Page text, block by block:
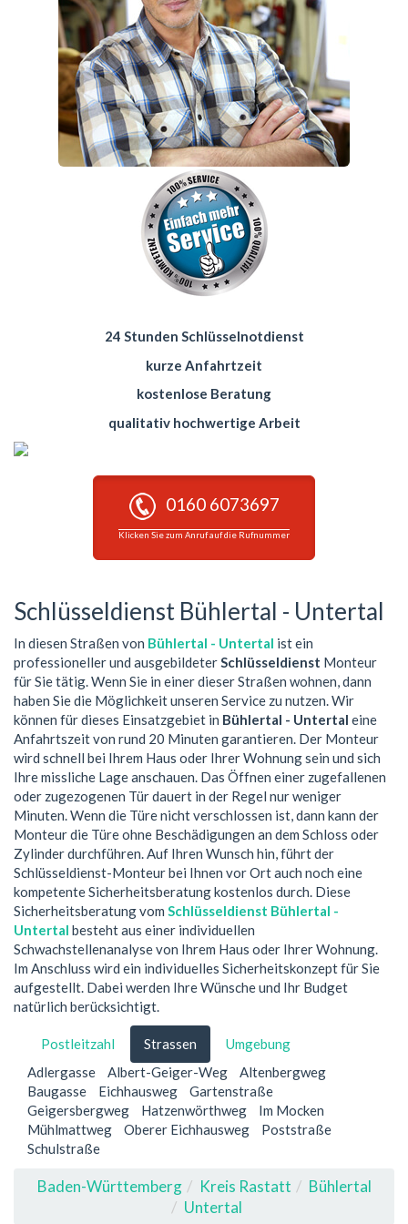
24 Stunden Schlüsselnotdienst
kurze Anfahrtzeit
kostenlose Beratung
qualitativ hochwertige Arbeit
0160 6073697
Klicken Sie zum Anruf auf die Rufnummer
Schlüsseldienst Bühlertal - Untertal
In diesen Straßen von Bühlertal - Untertal ist ein
professioneller und ausgebildeterSchlüsseldienst Monteur
für Sie tätig. Wenn Sie in einer dieser Straßen wohnen, dann
haben Sie die Möglichkeit unseren Service zu nutzen. Wir
können für dieses Einsatzgebiet in Bühlertal - Untertal eine
Anfahrtszeit von rund 20 Minuten garantieren. Der Monteur
wird schnell bei Ihrem Haus oder Ihrer Wohnung sein und sich
Ihre missliche Lage anschauen. Das Öffnen einer zugefallenen
oder zugezogenen Tür dauert in der Regel nur weniger
Minuten. Wenn die Türe nicht verschlossen ist, dann kann der
Monteur die Türe ohne Beschädigungen an dem Schloss oder
Zylinder durchführen. Auf Ihren Wunsch hin, führt der
Schlüsseldienst-Monteur bei Ihnen vor Ort auch noch eine
kompetente Sicherheitsberatung kostenlos durch. Diese
Sicherheitsberatung vom Schlüsseldienst Bühlertal -
Untertal besteht aus einer individuellen
Schwachstellenanalyse von Ihrem Haus oder Ihrer Wohnung.
Im Anschluss wird ein individuelles Sicherheitskonzept für Sie
aufgestellt. Dabei werden Ihre Wünsche und Ihr Budget
natürlich berücksichtigt.
Postleitzahl Strassen
Umgebung
Adlergasse
Albert-Geiger-Weg
Altenbergweg
Baugasse
Eichhausweg
Gartenstraße
Geigersbergweg
Hatzenwörthweg
Im Mocken
Mühlmattweg
Oberer Eichhausweg
Poststraße
Schulstraße
Baden-Württemberg Kreis Rastatt
Bühlertal
Untertal